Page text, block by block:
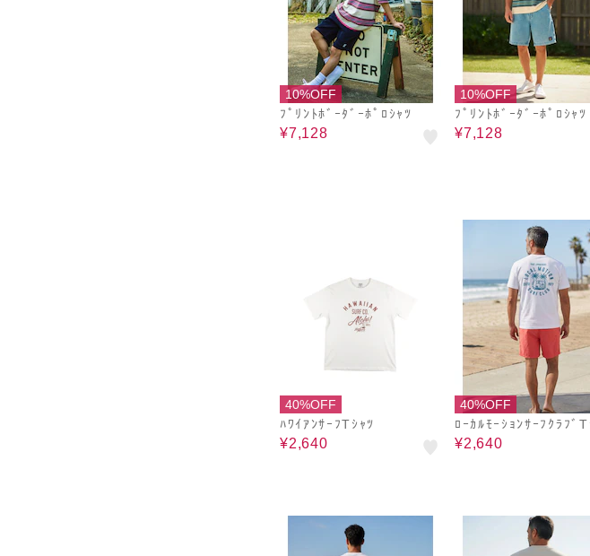
10%OFF
ﾌﾟﾘﾝﾄﾎﾞｰﾀﾞｰﾎﾟﾛｼｬﾂ
¥7,128
10%OFF
ﾌﾟﾘﾝﾄﾎﾞｰﾀﾞｰﾎﾟﾛｼｬﾂ
¥7,128
40%OFF
ﾊﾜｲｱﾝｻｰﾌTｼｬﾂ
¥2,640
40%OFF
ﾛｰｶﾙﾓｰｼｮﾝｻｰﾌｸﾗﾌﾞ
¥2,640